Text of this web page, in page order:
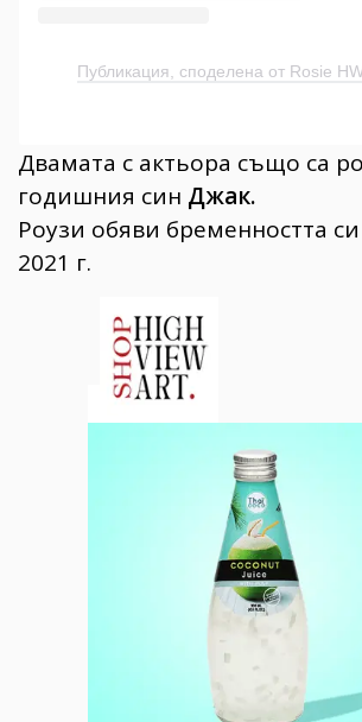
Публикация, споделена от Rosie
Двамата с актьора също са
годишния син Джак.
Роузи обяви бременността си
2021 г.